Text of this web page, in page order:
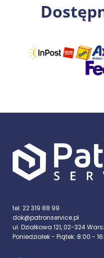
tel. 22 319 88 99
dok@patronservice.pl
ul. Działkowa 121, 02-324
Poniedziałek - Piątek: 8:00 -